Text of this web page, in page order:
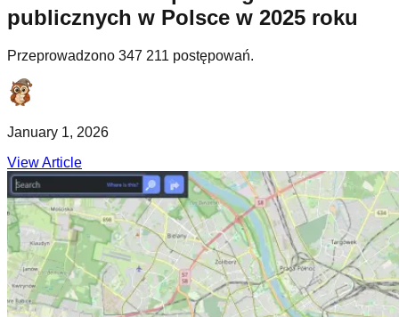
publicznych w Polsce w 2025 roku
Przeprowadzono 347 211 postępowań.
January 1, 2026
View Article